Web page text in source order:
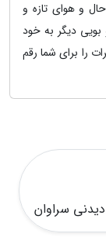
و هوای تازه و
دیگر به خود
را برای شما رقم
سراوان